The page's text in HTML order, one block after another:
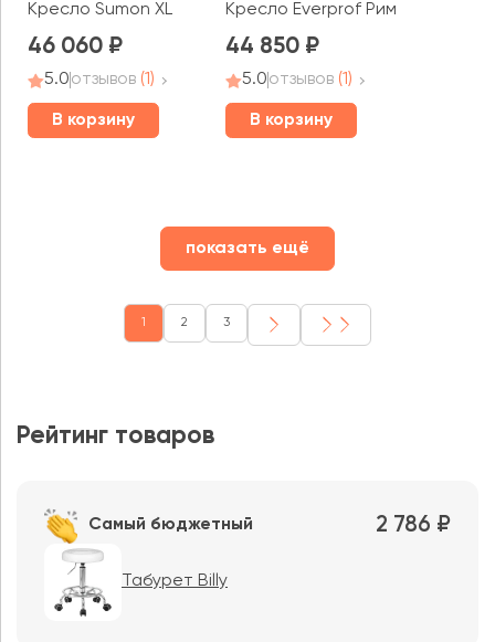
Кресло Sumon XL
46 060
5.0отзывов (1)
В корзину
Кресло Everprof Рим / Roma
44 850
5.0отзывов (1)
В корзину
показать ещё
1 2 3
Рейтинг товаров
Самый бюджетный 2 786 ₽
Табурет Billy